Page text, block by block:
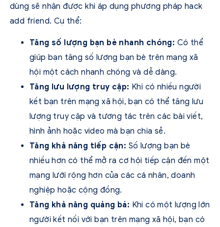
dùng sẽ nhận được khi áp dụng phương pháp hack
add friend. Cụ thể:
Tăng số lượng bạn bè nhanh chóng: Có thể
giúp bạn tăng số lượng bạn bè trên mạng xã
hội một cách nhanh chóng và dễ dàng.
Tăng lưu lượng truy cập: Khi có nhiều người
kết bạn trên mạng xã hội, bạn có thể tăng lưu
lượng truy cập và tương tác trên các bài viết,
hình ảnh hoặc video mà bạn chia sẻ.
Tăng khả năng tiếp cận: Số lượng bạn bè
nhiều hơn có thể mở ra cơ hội tiếp cận đến một
mạng lưới rộng hơn của các cá nhân, doanh
nghiệp hoặc cộng đồng.
Tăng khả năng quảng bá: Khi có một lượng lớn
người kết nối với bạn trên mạng xã hội, bạn có